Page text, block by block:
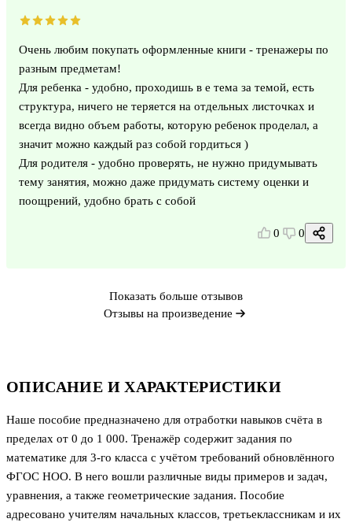
ОПИСАНИЕ И ХАРАКТЕРИСТИКИ
Наше пособие предназначено для отработки навыков счёта в
пределах от 0 до 1 000. Тренажёр содержит задания по
математике для 3-го класса с учётом требований обновлённого
ФГОС НОО. В него вошли различные виды примеров и задач,
уравнения, а также геометрические задания. Пособие
адресовано учителям начальных классов, третьеклассникам и их
Очень любим покупать оформленные книги - тренажеры по
разным предметам!
Для ребенка - удобно, проходишь в е тема за темой, есть
структура, ничего не теряется на отдельных листочках и
всегда видно объем работы, которую ребенок проделал, а
значит можно каждый раз собой гордиться )
Для родителя - удобно проверять, не нужно придумывать
тему занятия, можно даже придумать систему оценки и
поощрений, удобно брать с собой
0 0
Показать больше отзывов
Отзывы на произведение